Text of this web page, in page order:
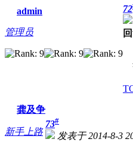
admin
管理员
72
龚及争
新手上路
73#
发表于 2014-8-3